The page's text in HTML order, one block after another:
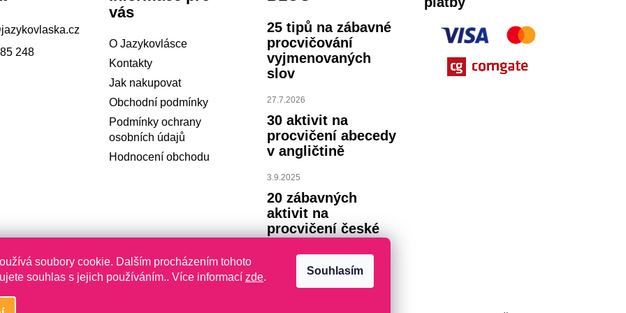
soubory cookie. Dalším procházením tohoto
souhlas s jejich používáním.. Více informací zde.
Souhlasím
jazykovlaska.cz
248
vás
O Jazykovlásce
Kontakty
Jak nakupovat
Obchodní podmínky
Podmínky ochrany
osobních údajů
Hodnocení obchodu
25 tipů na zábavné
procvičování
vyjmenovaných
slov
27.7.2026
30 aktivit na
procvičení abecedy
v angličtině
3.9.2025
20 zábavných
aktivit na
procvičení české